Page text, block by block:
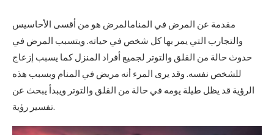
مقدمة عن المرض في المنامالمرض هو من أقسى الأحاسيس
والتجارب التي يمر بها كل شخص في حياته. ويتسبب المرض في
حدوث حالة من القلق والتوتر لجميع أفراد المنزل كما يسبب إزعاج
للشخص نفسه. وقد يرى المرء أنه مريض في المنام وبسبب هذه
الرؤية قد يظل طيلة يومه في حالة من القلق والتوتر ويبدأ يبحث عن
تفسير رؤية.